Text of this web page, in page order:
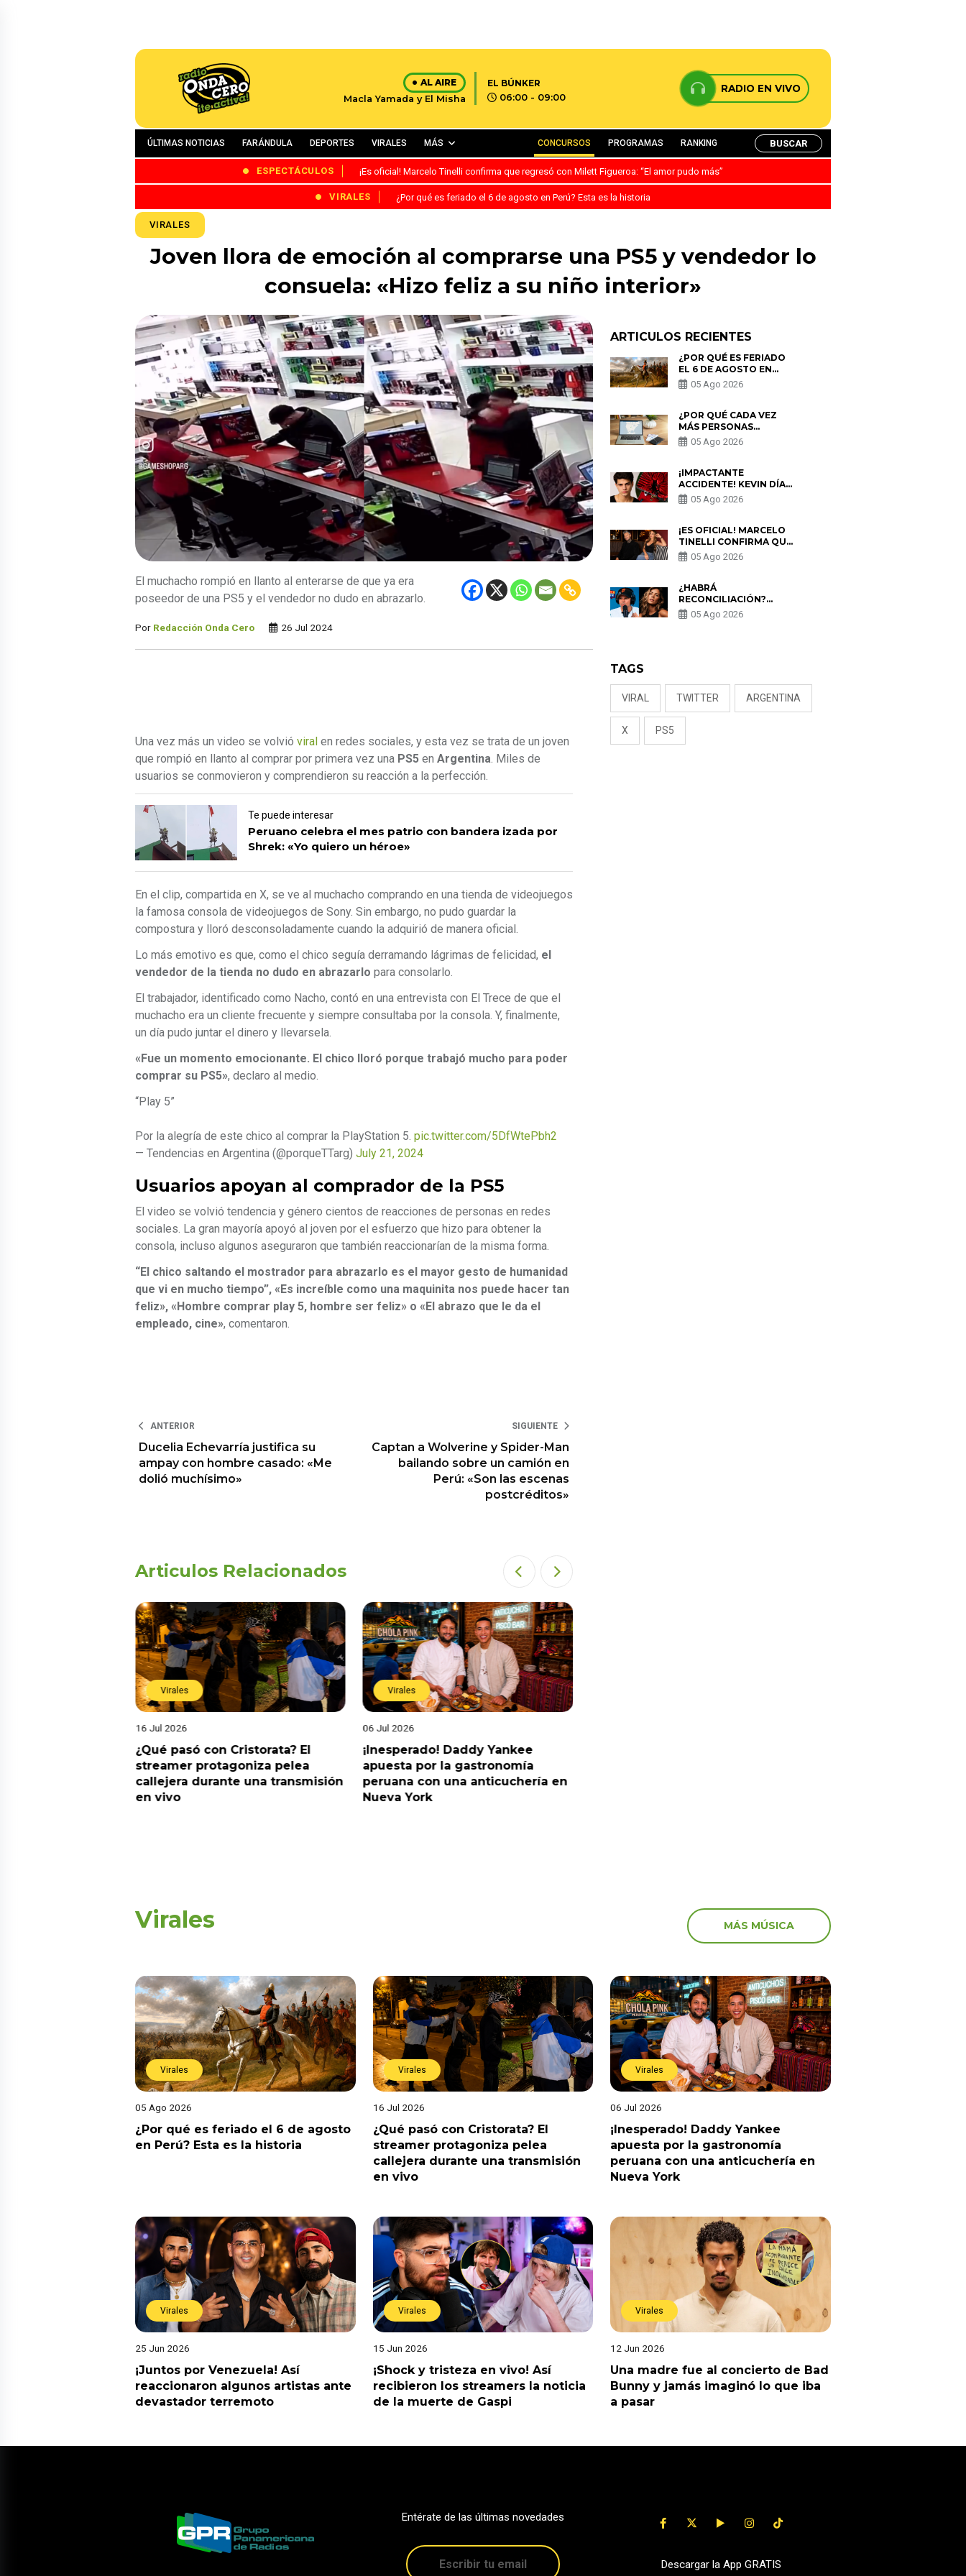
AL AIRE
Macla Yamada y El Misha
EL BÚNKER
06:00 - 09:00
RADIO EN VIVO
ÚLTIMAS NOTICIAS FARÁNDULA DEPORTES VIRALES MÁS CONCURSOS PROGRAMAS RANKING BUSCAR
ESPECTÁCULOS ¡Es oficial! Marcelo Tinelli confirma que regresó con Milett Figueroa: “El amor pudo más”
VIRALES ¿Por qué es feriado el 6 de agosto en Perú? Esta es la historia
VIRALES
Joven llora de emoción al comprarse una PS5 y vendedor lo
consuela: «Hizo feliz a su niño interior»
El muchacho rompió en llanto al enterarse de que ya era
poseedor de una PS5 y el vendedor no dudo en abrazarlo.
Por Redacción Onda Cero 26 Jul 2024
Una vez más un video se volvió viral en redes sociales, y esta vez se trata de un joven
que rompió en llanto al comprar por primera vez una PS5 en Argentina. Miles de
usuarios se conmovieron y comprendieron su reacción a la perfección.
Te puede interesar
Peruano celebra el mes patrio con bandera izada por
Shrek: «Yo quiero un héroe»
En el clip, compartida en X, se ve al muchacho comprando en una tienda de videojuegos
la famosa consola de videojuegos de Sony. Sin embargo, no pudo guardar la
compostura y lloró desconsoladamente cuando la adquirió de manera oficial.
Lo más emotivo es que, como el chico seguía derramando lágrimas de felicidad, el
vendedor de la tienda no dudo en abrazarlo para consolarlo.
El trabajador, identificado como Nacho, contó en una entrevista con El Trece de que el
muchacho era un cliente frecuente y siempre consultaba por la consola. Y, finalmente,
un día pudo juntar el dinero y llevarsela.
«Fue un momento emocionante. El chico lloró porque trabajó mucho para poder
comprar su PS5», declaro al medio.
“Play 5”
Por la alegría de este chico al comprar la PlayStation 5. pic.twitter.com/5DfWtePbh2
— Tendencias en Argentina (@porqueTTarg) July 21, 2024
Usuarios apoyan al comprador de la PS5
El video se volvió tendencia y género cientos de reacciones de personas en redes
sociales. La gran mayoría apoyó al joven por el esfuerzo que hizo para obtener la
consola, incluso algunos aseguraron que también reaccionarían de la misma forma.
“El chico saltando el mostrador para abrazarlo es el mayor gesto de humanidad
que vi en mucho tiempo”, «Es increíble como una maquinita nos puede hacer tan
feliz», «Hombre comprar play 5, hombre ser feliz» o «El abrazo que le da el
empleado, cine», comentaron.
ANTERIOR
Ducelia Echevarría justifica su
ampay con hombre casado: «Me
dolió muchísimo»
SIGUIENTE
Captan a Wolverine y Spider-Man
bailando sobre un camión en
Perú: «Son las escenas
postcréditos»
Articulos Relacionados
Virales
16 Jul 2026
¿Qué pasó con Cristorata? El
streamer protagoniza pelea
callejera durante una transmisión
en vivo
Virales
06 Jul 2026
¡Inesperado! Daddy Yankee
apuesta por la gastronomía
peruana con una anticuchería en
Nueva York
ARTICULOS RECIENTES
¿POR QUÉ ES FERIADO
EL 6 DE AGOSTO EN
PERÚ? ESTA ES LA
HISTORIA
05 Ago 2026
¿POR QUÉ CADA VEZ
MÁS PERSONAS
UTILIZAN UNA VPN
PARA PROTEGER SU
05 Ago 2026
¡IMPACTANTE
ACCIDENTE! KEVIN DÍAZ
CAE DESDE OCHO
METROS EN “ESTO ES
PREOCUPACIÓN
05 Ago 2026
¡ES OFICIAL! MARCELO
TINELLI CONFIRMA QUE
REGRESÓ CON MILETT
FIGUEROA: “EL AMOR
05 Ago 2026
¿HABRÁ
RECONCILIACIÓN?
MARIO HART ADMITE
QUE PODRÍA VOLVER
05 Ago 2026
TAGS
VIRAL TWITTER ARGENTINA
X PS5
Virales MÁS MÚSICA
Virales
05 Ago 2026
¿Por qué es feriado el 6 de agosto
en Perú? Esta es la historia
Virales
16 Jul 2026
¿Qué pasó con Cristorata? El
streamer protagoniza pelea
callejera durante una transmisión
en vivo
Virales
06 Jul 2026
¡Inesperado! Daddy Yankee
apuesta por la gastronomía
peruana con una anticuchería en
Nueva York
Virales
25 Jun 2026
¡Juntos por Venezuela! Así
reaccionaron algunos artistas ante
devastador terremoto
Virales
15 Jun 2026
¡Shock y tristeza en vivo! Así
recibieron los streamers la noticia
de la muerte de Gaspi
Virales
12 Jun 2026
Una madre fue al concierto de Bad
Bunny y jamás imaginó lo que iba
a pasar
Entérate de las últimas novedades
Descargar la App GRATIS